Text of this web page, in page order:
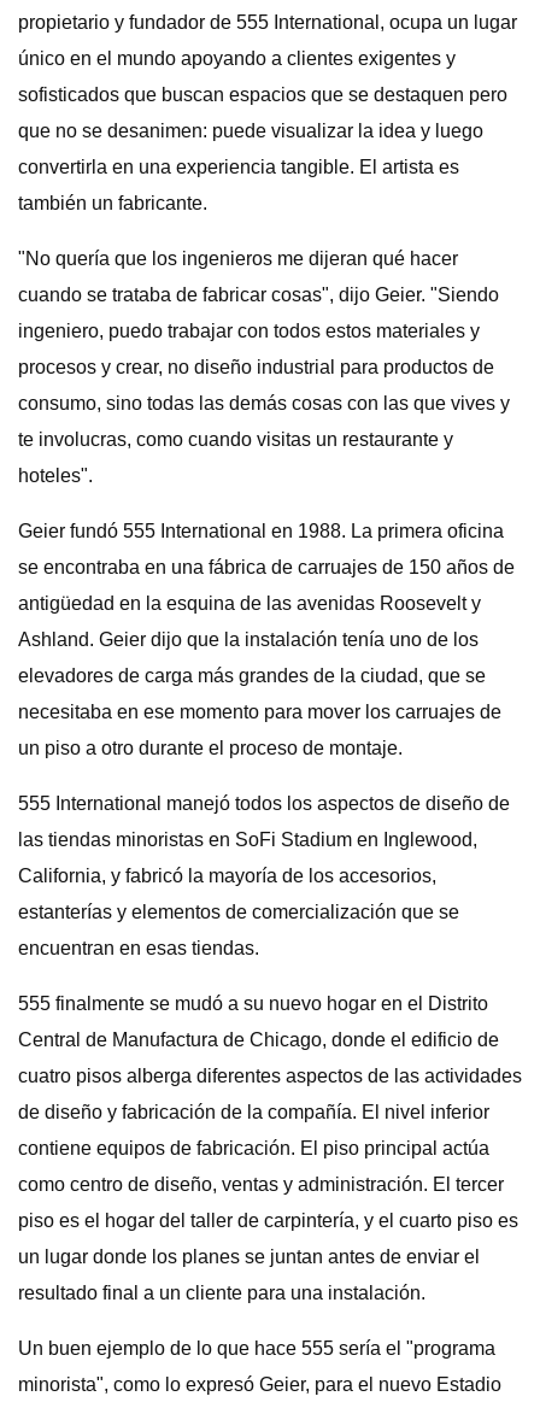
propietario y fundador de 555 International, ocupa un lugar
único en el mundo apoyando a clientes exigentes y
sofisticados que buscan espacios que se destaquen pero
que no se desanimen: puede visualizar la idea y luego
convertirla en una experiencia tangible. El artista es
también un fabricante.
"No quería que los ingenieros me dijeran qué hacer
cuando se trataba de fabricar cosas", dijo Geier. "Siendo
ingeniero, puedo trabajar con todos estos materiales y
procesos y crear, no diseño industrial para productos de
consumo, sino todas las demás cosas con las que vives y
te involucras, como cuando visitas un restaurante y
hoteles".
Geier fundó 555 International en 1988. La primera oficina
se encontraba en una fábrica de carruajes de 150 años de
antigüedad en la esquina de las avenidas Roosevelt y
Ashland. Geier dijo que la instalación tenía uno de los
elevadores de carga más grandes de la ciudad, que se
necesitaba en ese momento para mover los carruajes de
un piso a otro durante el proceso de montaje.
555 International manejó todos los aspectos de diseño de
las tiendas minoristas en SoFi Stadium en Inglewood,
California, y fabricó la mayoría de los accesorios,
estanterías y elementos de comercialización que se
encuentran en esas tiendas.
555 finalmente se mudó a su nuevo hogar en el Distrito
Central de Manufactura de Chicago, donde el edificio de
cuatro pisos alberga diferentes aspectos de las actividades
de diseño y fabricación de la compañía. El nivel inferior
contiene equipos de fabricación. El piso principal actúa
como centro de diseño, ventas y administración. El tercer
piso es el hogar del taller de carpintería, y el cuarto piso es
un lugar donde los planes se juntan antes de enviar el
resultado final a un cliente para una instalación.
Un buen ejemplo de lo que hace 555 sería el "programa
minorista", como lo expresó Geier, para el nuevo Estadio